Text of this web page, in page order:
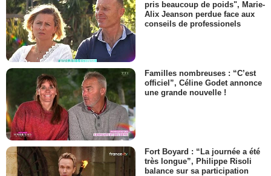
pris beaucoup de poids", Marie-
Alix Jeanson perdue face aux
conseils de professionels
Familles nombreuses : “C’est
officiel”, Céline Godet annonce
une grande nouvelle !
Fort Boyard : “La journée a été
très longue”, Philippe Risoli
balance sur sa participation